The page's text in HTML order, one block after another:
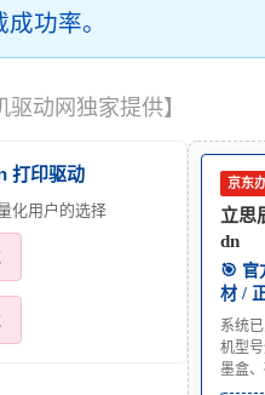
功率。
驱动网独家提供】
打印驱动
化用户的选择
京东
立思
dn
🎯 官
材 /
系统
机型
墨盒